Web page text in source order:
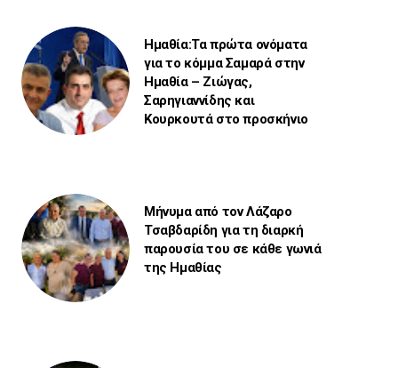
Ημαθία:Τα πρώτα ονόματα
για το κόμμα Σαμαρά στην
Ημαθία – Ζιώγας,
Σαρηγιαννίδης και
Κουρκουτά στο προσκήνιο
Μήνυμα από τον Λάζαρο
Τσαβδαρίδη για τη διαρκή
παρουσία του σε κάθε γωνιά
της Ημαθίας